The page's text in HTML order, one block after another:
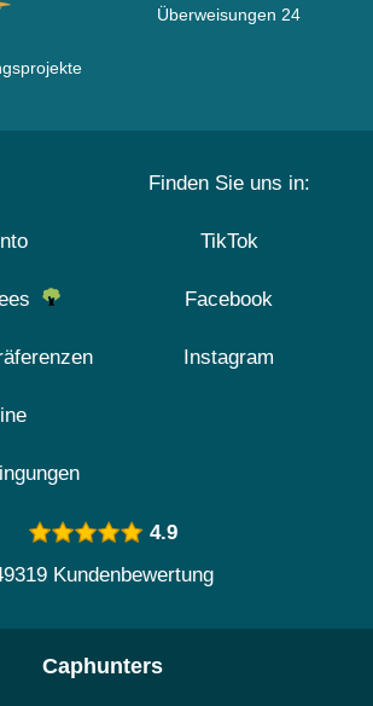
Überweisungen 24
Finden Sie uns in:
TikTok
Facebook
Instagram
4.9
Kundenbewertung
Caphunters